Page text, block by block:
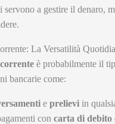
servono a gestire il denaro,
La Versatilità
è probabilmente il
bancarie come:
e prelievi in
con carta di debito